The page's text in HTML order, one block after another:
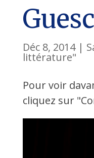
Déc 8, 2014|
littérature"
Pour voir
cliquez sur